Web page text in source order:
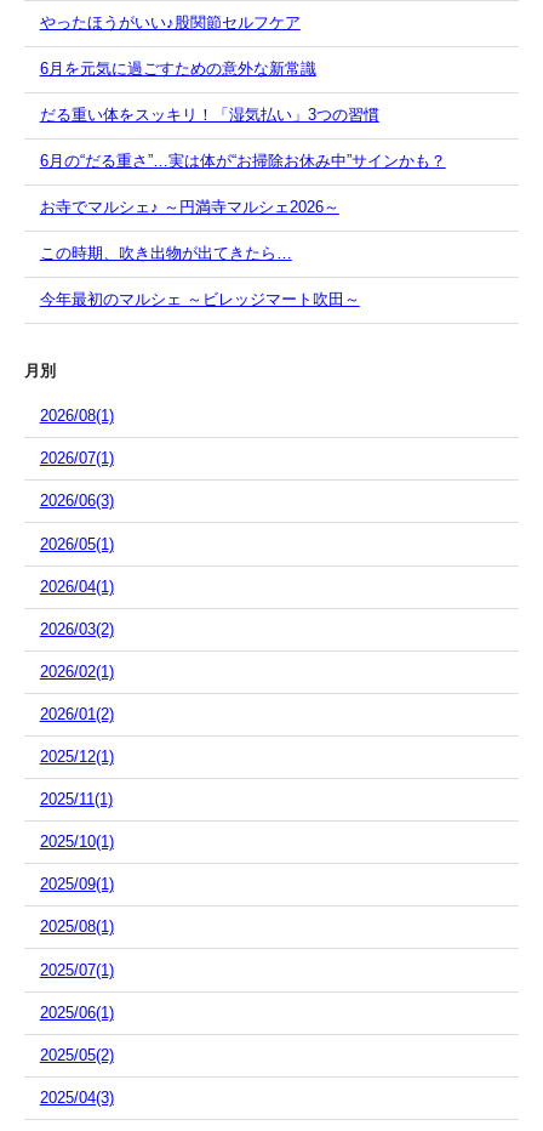
やったほうがいい♪股関節セルフケア
6月を元気に過ごすための意外な新常識
だる重い体をスッキリ！「湿気払い」3つの習慣
6月の“だる重さ”…実は体が“お掃除お休み中”サインかも？
お寺でマルシェ♪ ～円満寺マルシェ2026～
この時期、吹き出物が出てきたら…
今年最初のマルシェ ～ビレッジマート吹田～
月別
2026/08(1)
2026/07(1)
2026/06(3)
2026/05(1)
2026/04(1)
2026/03(2)
2026/02(1)
2026/01(2)
2025/12(1)
2025/11(1)
2025/10(1)
2025/09(1)
2025/08(1)
2025/07(1)
2025/06(1)
2025/05(2)
2025/04(3)